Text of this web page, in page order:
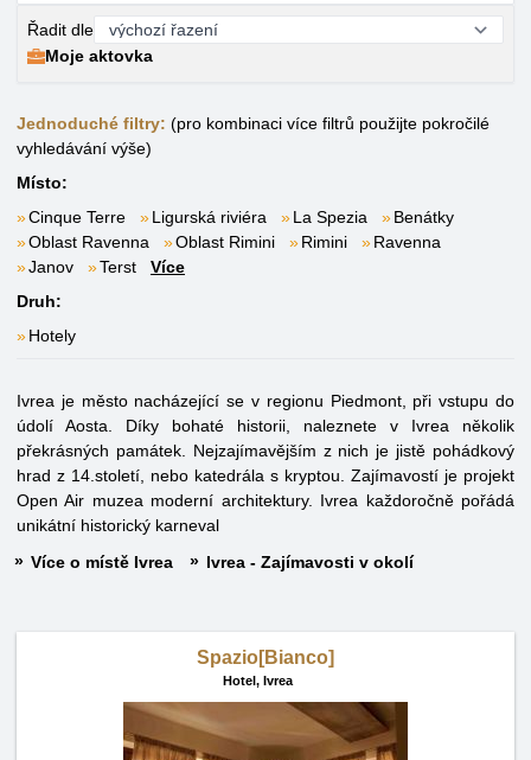
Řadit dle
Moje aktovka
Jednoduché filtry: (pro kombinaci více filtrů použijte pokročilé
vyhledávání výše)
Místo:
Cinque Terre
Ligurská riviéra La Spezia
Benátky
Oblast Ravenna
Oblast Rimini Rimini
Ravenna
Janov
Terst
Více
Druh:
Hotely
Ivrea je město nacházející se v regionu Piedmont, při vstupu do
údolí Aosta. Díky bohaté historii, naleznete v Ivrea několik
překrásných památek. Nejzajímavějším z nich je jistě pohádkový
hrad z 14.století, nebo katedrála s kryptou. Zajímavostí je projekt
Open Air muzea moderní architektury. Ivrea každoročně pořádá
unikátní historický karneval
Více o místě Ivrea
Ivrea - Zajímavosti v okolí
Spazio[Bianco]
Hotel, Ivrea